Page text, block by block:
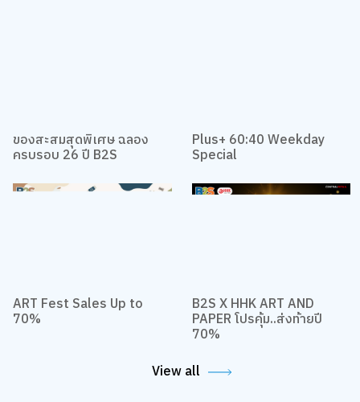
ของสะสมสุดพิเศษ ฉลอง
ครบรอบ 26 ปี B2S
Plus+ 60:40 Weekday
Special
ART Fest Sales Up to
70%
B2S X HHK ART AND
PAPER โปรคุ้ม..ส่งท้ายปี
70%
View all